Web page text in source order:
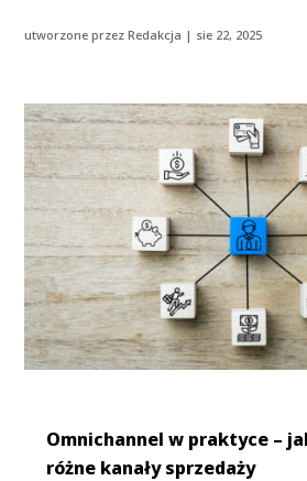
utworzone przezRedakcja | sie 22, 2025
Omnichannel w praktyce –
różne kanały sprzedaży